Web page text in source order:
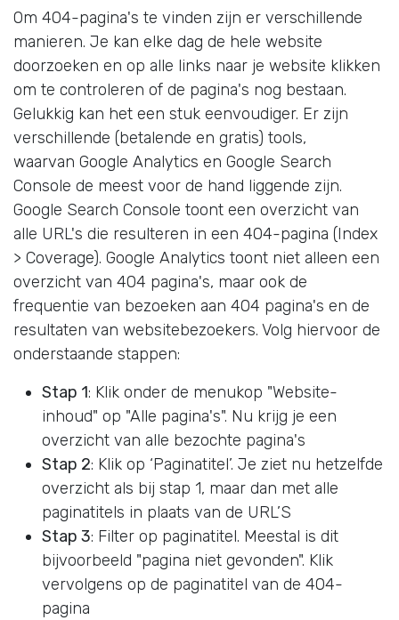
Om 404-pagina's te vinden zijn er verschillende
manieren. Je kan elke dag de hele website
doorzoeken en op alle links naar je website klikken
om te controleren of de pagina's nog bestaan.
Gelukkig kan het een stuk eenvoudiger. Er zijn
verschillende (betalende en gratis) tools,
waarvan Google Analytics en Google Search
Console de meest voor de hand liggende zijn.
Google Search Console toont een overzicht van
alle URL's die resulteren in een 404-pagina (Index
> Coverage). Google Analytics toont niet alleen een
overzicht van 404 pagina's, maar ook de
frequentie van bezoeken aan 404 pagina's en de
resultaten van websitebezoekers. Volg hiervoor de
onderstaande stappen:
Stap 1: Klik onder de menukop "Website-
inhoud" op "Alle pagina's". Nu krijg je een
overzicht van alle bezochte pagina's
Stap 2: Klik op ‘Paginatitel’. Je ziet nu hetzelfde
overzicht als bij stap 1, maar dan met alle
paginatitels in plaats van de URL’S
Stap 3: Filter op paginatitel. Meestal is dit
bijvoorbeeld "pagina niet gevonden". Klik
vervolgens op de paginatitel van de 404-
pagina